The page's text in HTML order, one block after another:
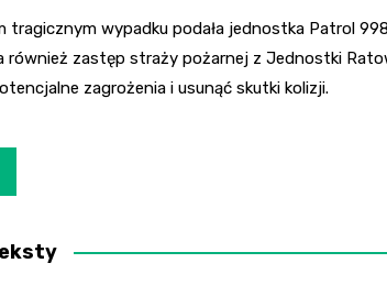
tragicznym wypadku podała jednostka Patrol
również zastęp straży pożarnej z Jednostki
zagrożenia i usunąć skutki kolizji.